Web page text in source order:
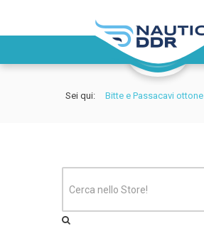
Sei qui: Bitte e Passacavi ottone